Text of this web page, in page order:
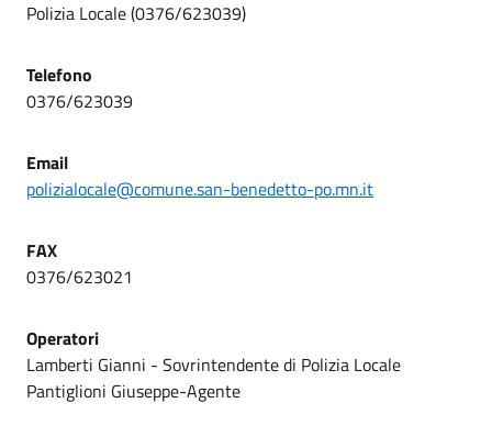
Polizia Locale (0376/623039)
Telefono
0376/623039
Email
polizialocale@comune.san-benedetto-po.mn.it
FAX
0376/623021
Operatori
Lamberti Gianni - Sovrintendente di Polizia Locale
Pantiglioni Giuseppe-Agente